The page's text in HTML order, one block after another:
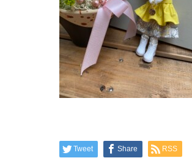
Tweet Share RSS